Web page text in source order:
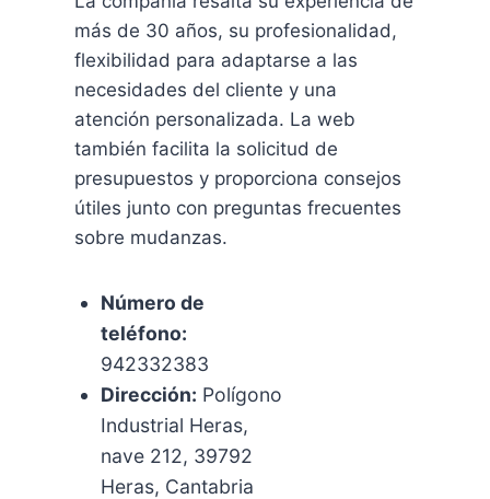
más de 30 años, su profesionalidad,
flexibilidad para adaptarse a las
necesidades del cliente y una
atención personalizada. La web
también facilita la solicitud de
presupuestos y proporciona consejos
útiles junto con preguntas frecuentes
sobre mudanzas.
Número de
teléfono:
942332383
Dirección: Polígono
Industrial Heras,
nave 212, 39792
Heras, Cantabria